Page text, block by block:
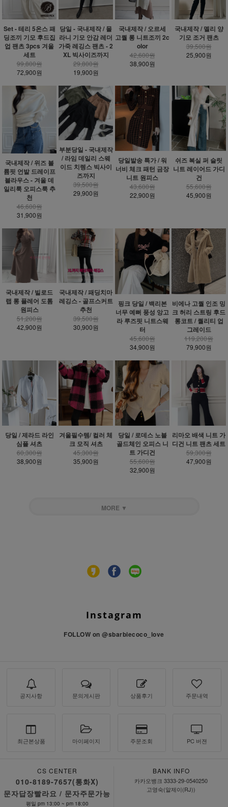
Set - 테리 5온스 패
딩조끼 기모 후드집
업 팬츠 3pcs 겨울
세트
99,800원
72,900원
당일 - 국내제작 / 몰
라니 기모 안감 레더
가죽 레깅스 팬츠 - 2
XL 빅사이즈까지
29,800원
19,900원
국내제작 / 오르세
고퀄 롱 니트조끼 2c
olor
42,600원
38,900원
국내제작 / 멜리 양
기모 조거 팬츠
39,500원
25,900원
국내제작 / 위즈 볼
륨핏 언발 드레이프
블라우스 - 겨울 데
일리룩 오피스룩 추
천
46,600원
31,900원
부분당일 - 국내제작
/ 라임 데일리 스웨
이드 치렝스 빅사이
즈까지
39,500원
29,900원
당일발송 특가 / 워
너비 체크 패턴 금장
니트 원피스
43,600원
22,900원
쉬즈 복실 퍼 슬릿
니트 레이어드 가디
건
55,600원
45,900원
국내제작 / 빌로드
랩 롱 플레어 도톰
원피스
51,200원
42,900원
국내제작 / 패딩치마
레깅스 - 골프스커트
추천
39,500원
30,900원
핑크 당일 / 백리본
너무 예뻐 풍성 앙고
라 루즈핏 니트스웨
터
45,600원
34,900원
비에나 고퀄 인조 밍
크 허리 스트링 후드
롱코트 / 퀄리티 업
그레이드
119,200원
79,900원
당일 / 제라드 라인
심플 셔츠
60,300원
38,900원
겨울필수템/ 컬러 체
크 모직 셔츠
45,300원
35,900원
당일 / 로데스 노블
골드체인 오피스 니
트 가디건
55,600원
32,900원
리마오 배색 니트 가
디건 니트 팬츠 세트
59,300원
47,900원
MORE ▼
Instagram
FOLLOW on @sbarbiecoco_love
공지사항 문의게시판 상품후기 주문내역
최근본상품 마이페이지 주문조회 PC 버젼
CS CENTER
010-8189-7657(통화X)
문자답장빨라요 / 문자주문가능
평일 pm 13:00 ~ pm 18:00
BANK INFO
카카오뱅크 3333-29-0540250
고영숙(알제이(RJ))